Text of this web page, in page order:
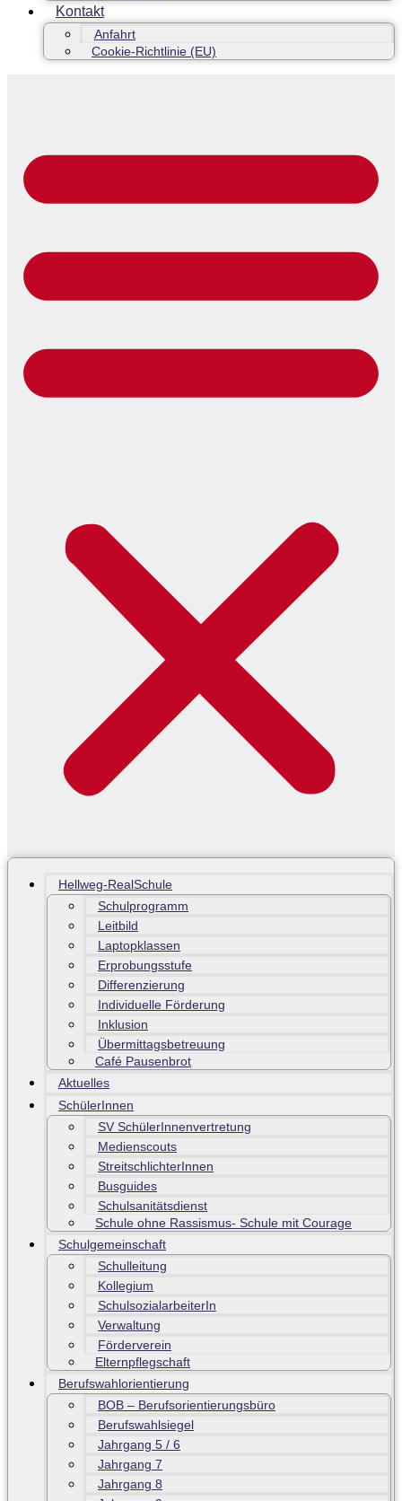
Kontakt
Anfahrt
Cookie-Richtlinie (EU)
Hellweg-RealSchule
Schulprogramm
Leitbild
Laptopklassen
Erprobungsstufe
Differenzierung
Individuelle Förderung
Inklusion
Übermittagsbetreuung
Café Pausenbrot
Aktuelles
SchülerInnen
SV SchülerInnenvertretung
Medienscouts
StreitschlichterInnen
Busguides
Schulsanitätsdienst
Schule ohne Rassismus- Schule mit Courage
Schulgemeinschaft
Schulleitung
Kollegium
SchulsozialarbeiterIn
Verwaltung
Förderverein
Elternpflegschaft
Berufswahlorientierung
BOB – Berufsorientierungsbüro
Berufswahlsiegel
Jahrgang 5 / 6
Jahrgang 7
Jahrgang 8